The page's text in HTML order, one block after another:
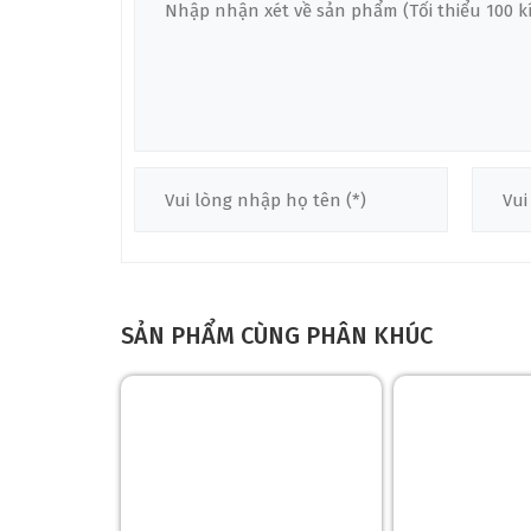
Điều chỉnh Volume: Giúp người chơi thay đổi độ
Việc lắp đặt các nút điều chỉnh Volume và Tone ẩn
điều chỉnh bị tác động bởi môi trường bên ngoài,
điện tử, đảm bảo rằng đàn luôn giữ được vẻ đẹp
SẢN PHẨM CÙNG PHÂN KHÚC